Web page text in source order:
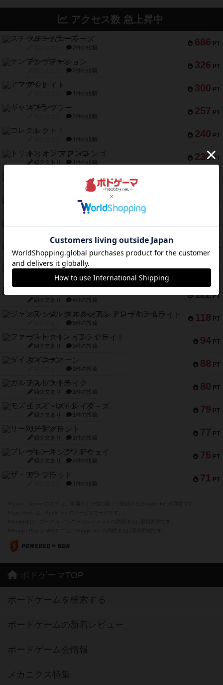
アクセス数 急上昇中
686 PT
スチームローラーズ
2件の投稿
326 PT
テンプテーション
2件の投稿
300 PT
アマナイト
1件の投稿
257 PT
ギャンブラー
2件の投稿
240 PT
コレクト！
1件の投稿
236 PT
トリオンフ ア マレンゴ
紹介文あり 1件の投稿
PT
4件の投稿
PT
バー！パーティー
1件の投稿
154 PT
PT
クルティボ
紹介文なし 1件の投稿
140 PT
ブラヴェスト
紹介文なし 1件の投稿
122 PT
紹介文あり 4件の投稿
118 PT
ジャンヌ・ダルク-オルレアン ドロー＆ライト
5件の投稿
94 PT
ファースト・イン・フライト
紹介文あり 3件の投稿
88 PT
ダイススローン
1件の投稿
80 PT
ガルフストライク
紹介文あり 1件の投稿
79 PT
モズビ－ズ・レイダ－ズ
紹介文あり 1件の投稿
77 PT
リー対グラント
紹介文あり 1件の投稿
75 PT
ブレーキング・アウェイ
紹介文あり 4件の投稿
71 PT
ザ・フラッド
1件の投稿
ボドゲーマTOP
ボードゲームを検索する
ボードゲームの新着レビュー
ボードゲーム会情報
メカニクス特集